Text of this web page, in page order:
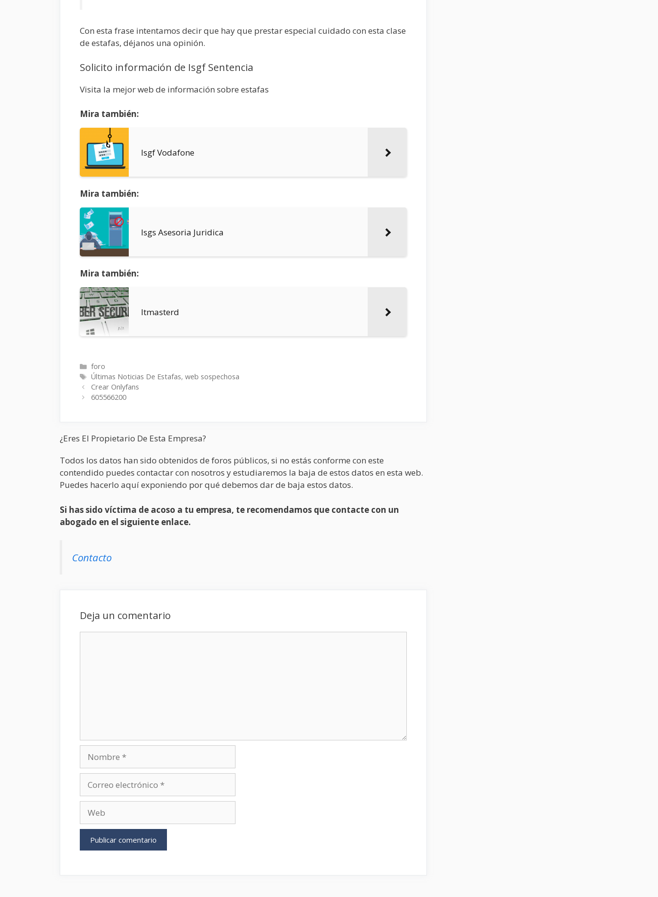
Con esta frase intentamos decir que hay que prestar especial cuidado con esta clase
de estafas, déjanos una opinión.
Solicito información de Isgf Sentencia
Visita la mejor web de información sobre estafas
Mira también:
Isgf Vodafone
Mira también:
Isgs Asesoria Juridica
Mira también:
Itmasterd
Categorías
foro
Etiquetas
Últimas Noticias De Estafas,web sospechosa
Crear Onlyfans
605566200
¿Eres El Propietario De Esta Empresa?
Todos los datos han sido obtenidos de foros públicos, si no estás conforme con este
contendido puedes contactar con nosotros y estudiaremos la baja de estos datos en esta web.
Puedes hacerlo aquí exponiendo por qué debemos dar de baja estos datos.
Si has sido víctima de acoso a tu empresa, te recomendamos que contacte con un
abogado en el siguiente enlace.
Contacto
Deja un comentario
electrónico